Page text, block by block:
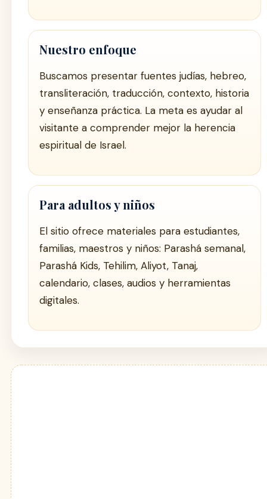
Nuestro enfoque
Buscamos presentar fuentes judías, hebreo,
transliteración, traducción, contexto, historia
y enseñanza práctica. La meta es ayudar al
visitante a comprender mejor la herencia
espiritual de Israel.
Para adultos y niños
El sitio ofrece materiales para estudiantes,
familias, maestros y niños: Parashá semanal,
Parashá Kids, Tehilim, Aliyot, Tanaj,
calendario, clases, audios y herramientas
digitales.